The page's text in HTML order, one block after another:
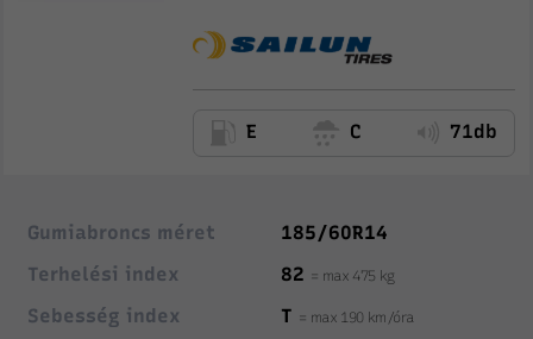
E C 71db
Gumiabroncs méret
185/60R14
Terhelési index
82 = max 475 kg
Sebesség index T = max 190 km/óra